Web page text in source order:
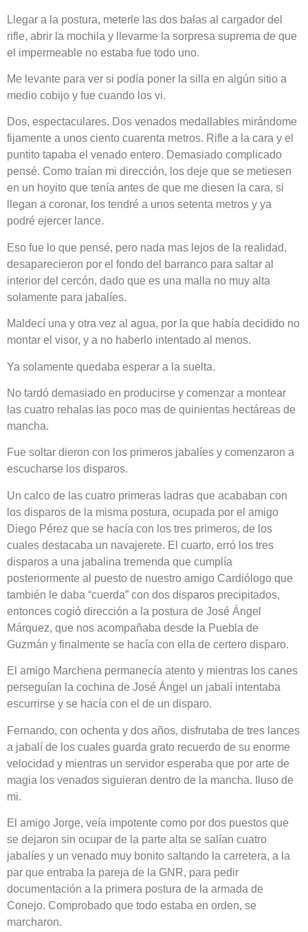
Llegar a la postura, meterle las dos balas al cargador del
rifle, abrir la mochila y llevarme la sorpresa suprema de que
el impermeable no estaba fue todo uno.
Me levante para ver si podía poner la silla en algún sitio a
medio cobijo y fue cuando los vi.
Dos, espectaculares. Dos venados medallables mirándome
fijamente a unos ciento cuarenta metros. Rifle a la cara y el
puntito tapaba el venado entero. Demasiado complicado
pensé. Como traían mi dirección, los deje que se metiesen
en un hoyito que tenía antes de que me diesen la cara, si
llegan a coronar, los tendré a unos setenta metros y ya
podré ejercer lance.
Eso fue lo que pensé, pero nada mas lejos de la realidad,
desaparecieron por el fondo del barranco para saltar al
interior del cercón, dado que es una malla no muy alta
solamente para jabalíes.
Maldecí una y otra vez al agua, por la que había decidido no
montar el visor, y a no haberlo intentado al menos.
Ya solamente quedaba esperar a la suelta.
No tardó demasiado en producirse y comenzar a montear
las cuatro rehalas las poco mas de quinientas hectáreas de
mancha.
Fue soltar dieron con los primeros jabalíes y comenzaron a
escucharse los disparos.
Un calco de las cuatro primeras ladras que acababan con
los disparos de la misma postura, ocupada por el amigo
Diego Pérez que se hacía con los tres primeros, de los
cuales destacaba un navajerete. El cuarto, erró los tres
disparos a una jabalina tremenda que cumplía
posteriormente al puesto de nuestro amigo Cardiólogo que
también le daba “cuerda” con dos disparos precipitados,
entonces cogió dirección a la postura de José Ángel
Márquez, que nos acompañaba desde la Puebla de
Guzmán y finalmente se hacía con ella de certero disparo.
El amigo Marchena permanecía atento y mientras los canes
perseguían la cochina de José Ángel un jabalí intentaba
escurrirse y se hacía con el de un disparo.
Fernando, con ochenta y dos años, disfrutaba de tres lances
a jabalí de los cuales guarda grato recuerdo de su enorme
velocidad y mientras un servidor esperaba que por arte de
magia los venados siguieran dentro de la mancha. Iluso de
mi.
El amigo Jorge, veía impotente como por dos puestos que
se dejaron sin ocupar de la parte alta se salían cuatro
jabalíes y un venado muy bonito saltando la carretera, a la
par que entraba la pareja de la GNR, para pedir
documentación a la primera postura de la armada de
Conejo. Comprobado que todo estaba en orden, se
marcharon.